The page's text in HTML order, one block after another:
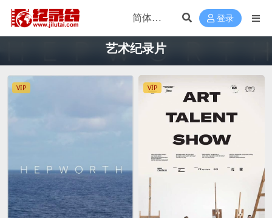
登录
艺术纪录片
VIP VIP